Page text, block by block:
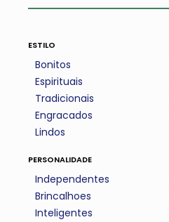
estilo
Bonitos
Espirituais
Tradicionais
Engracados
Lindos
personalidade
Independentes
Brincalhoes
Inteligentes